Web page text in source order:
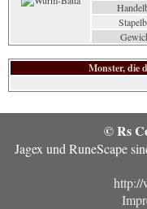
Monster, die
© Rs
Jagex und RuneScape
http://